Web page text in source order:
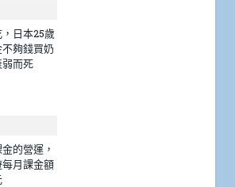
日本25歲
夠錢買奶
而死
的營運，
月課金額